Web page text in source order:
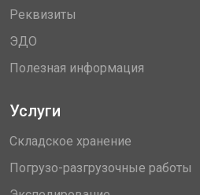
Реквизиты
ЭДО
Полезная информация
Услуги
Складское хранение
Погрузо-разгрузочные работы